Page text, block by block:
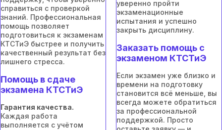
справиться с проверкой
знаний. Профессиональная
помощь позволяет
подготовиться к экзаменам
КТСТиЭ быстрее и получить
качественный результат без
лишнего стресса.
Помощь в сдаче
экзамена КТСТиЭ
Гарантия качества.
Каждая работа
выполняется с учётом
уверенно пройти
экзаменационные
испытания и успешно
закрыть дисциплину.
Заказать помощь с
экзаменом КТСТиЭ
Если экзамен уже близко и
времени на подготовку
становится всё меньше, вы
всегда можете обратиться
за профессиональной
поддержкой. Просто